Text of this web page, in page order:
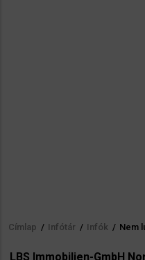
Morzsa
Címlap / Infótár / Infók / Nem
LBS Immobilien-GmbH